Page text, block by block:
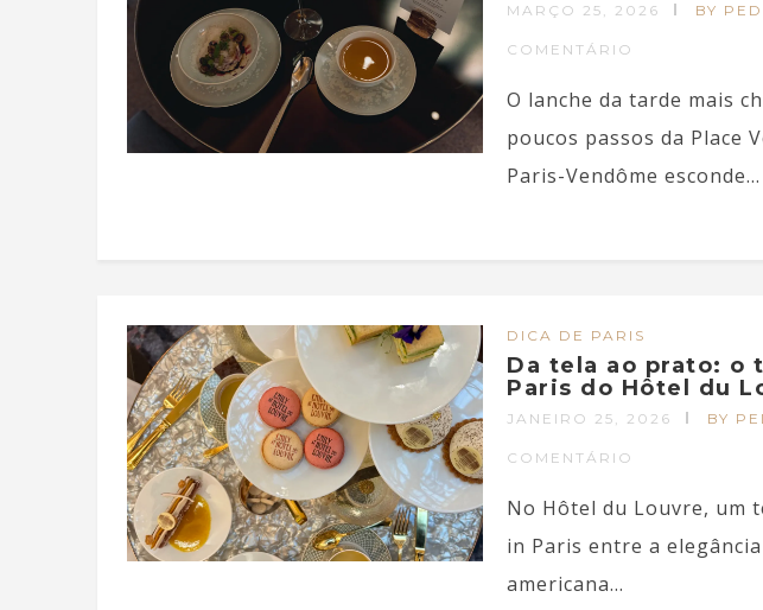
MARÇO 25, 2026 BY
COMENTÁRIO
O lanche da tarde mais
poucos passos da Place
Paris-Vendôme esconde...
DICA DE PARIS
Da tela ao prato: o
Paris do Hôtel du
JANEIRO 25, 2026 BY
COMENTÁRIO
No Hôtel du Louvre, um
in Paris entre a
americana...